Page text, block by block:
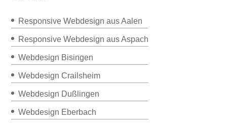
Responsive Webdesign aus Aalen
Responsive Webdesign aus Aspach
Webdesign Bisingen
Webdesign Crailsheim
Webdesign Dußlingen
Webdesign Eberbach